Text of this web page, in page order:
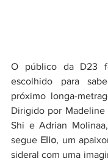
O público da D23
escolhido para
próximo longa-
Dirigido por Madeline
Shi e Adrian
segue Elio, um
sideral com uma